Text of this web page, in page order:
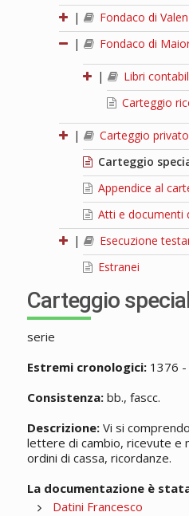
|
Fondaco di
|
Fondaco di
|
Libri
Carteggio
|
Carteggio privato
Carteggio
Appendice al
Atti e documenti
|
Esecuzione
Estranei
Carteggio
serie
Estremi cronologici:1376 -
Consistenza:bb., fascc.
Descrizione:Vi si
lettere di cambio, ricevute e
ordini di cassa, ricordanze.
La documentazione è
Datini Francesco